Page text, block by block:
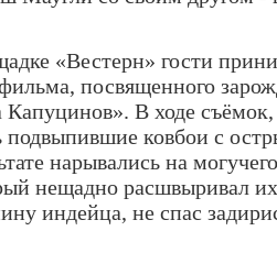
«Вестерн» гости
посвященного
Капуцинов». В ходе
подвыпившие ковбои с
нарывались на
нещадно расшвыривал
индейца, не спас